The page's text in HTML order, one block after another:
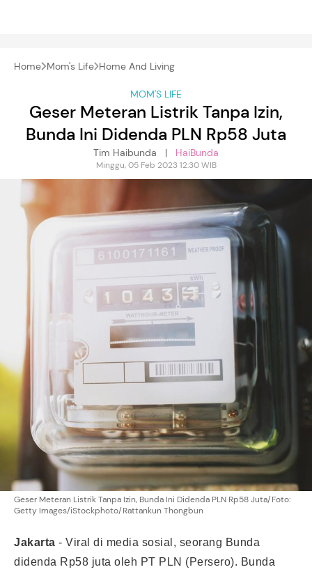
Home Mom's Life Home And Living
MOM'S LIFE
Geser Meteran Listrik Tanpa Izin,
Bunda Ini Didenda PLN Rp58 Juta
Tim Haibunda | HaiBunda
Minggu, 05 Feb 2023 12:30 WIB
Geser Meteran Listrik Tanpa Izin, Bunda Ini Didenda PLN Rp58 Juta/Foto:
Getty Images/iStockphoto/Rattankun Thongbun
Jakarta - Viral di media sosial, seorang Bunda
didenda Rp58 juta oleh PT PLN (Persero). Bunda